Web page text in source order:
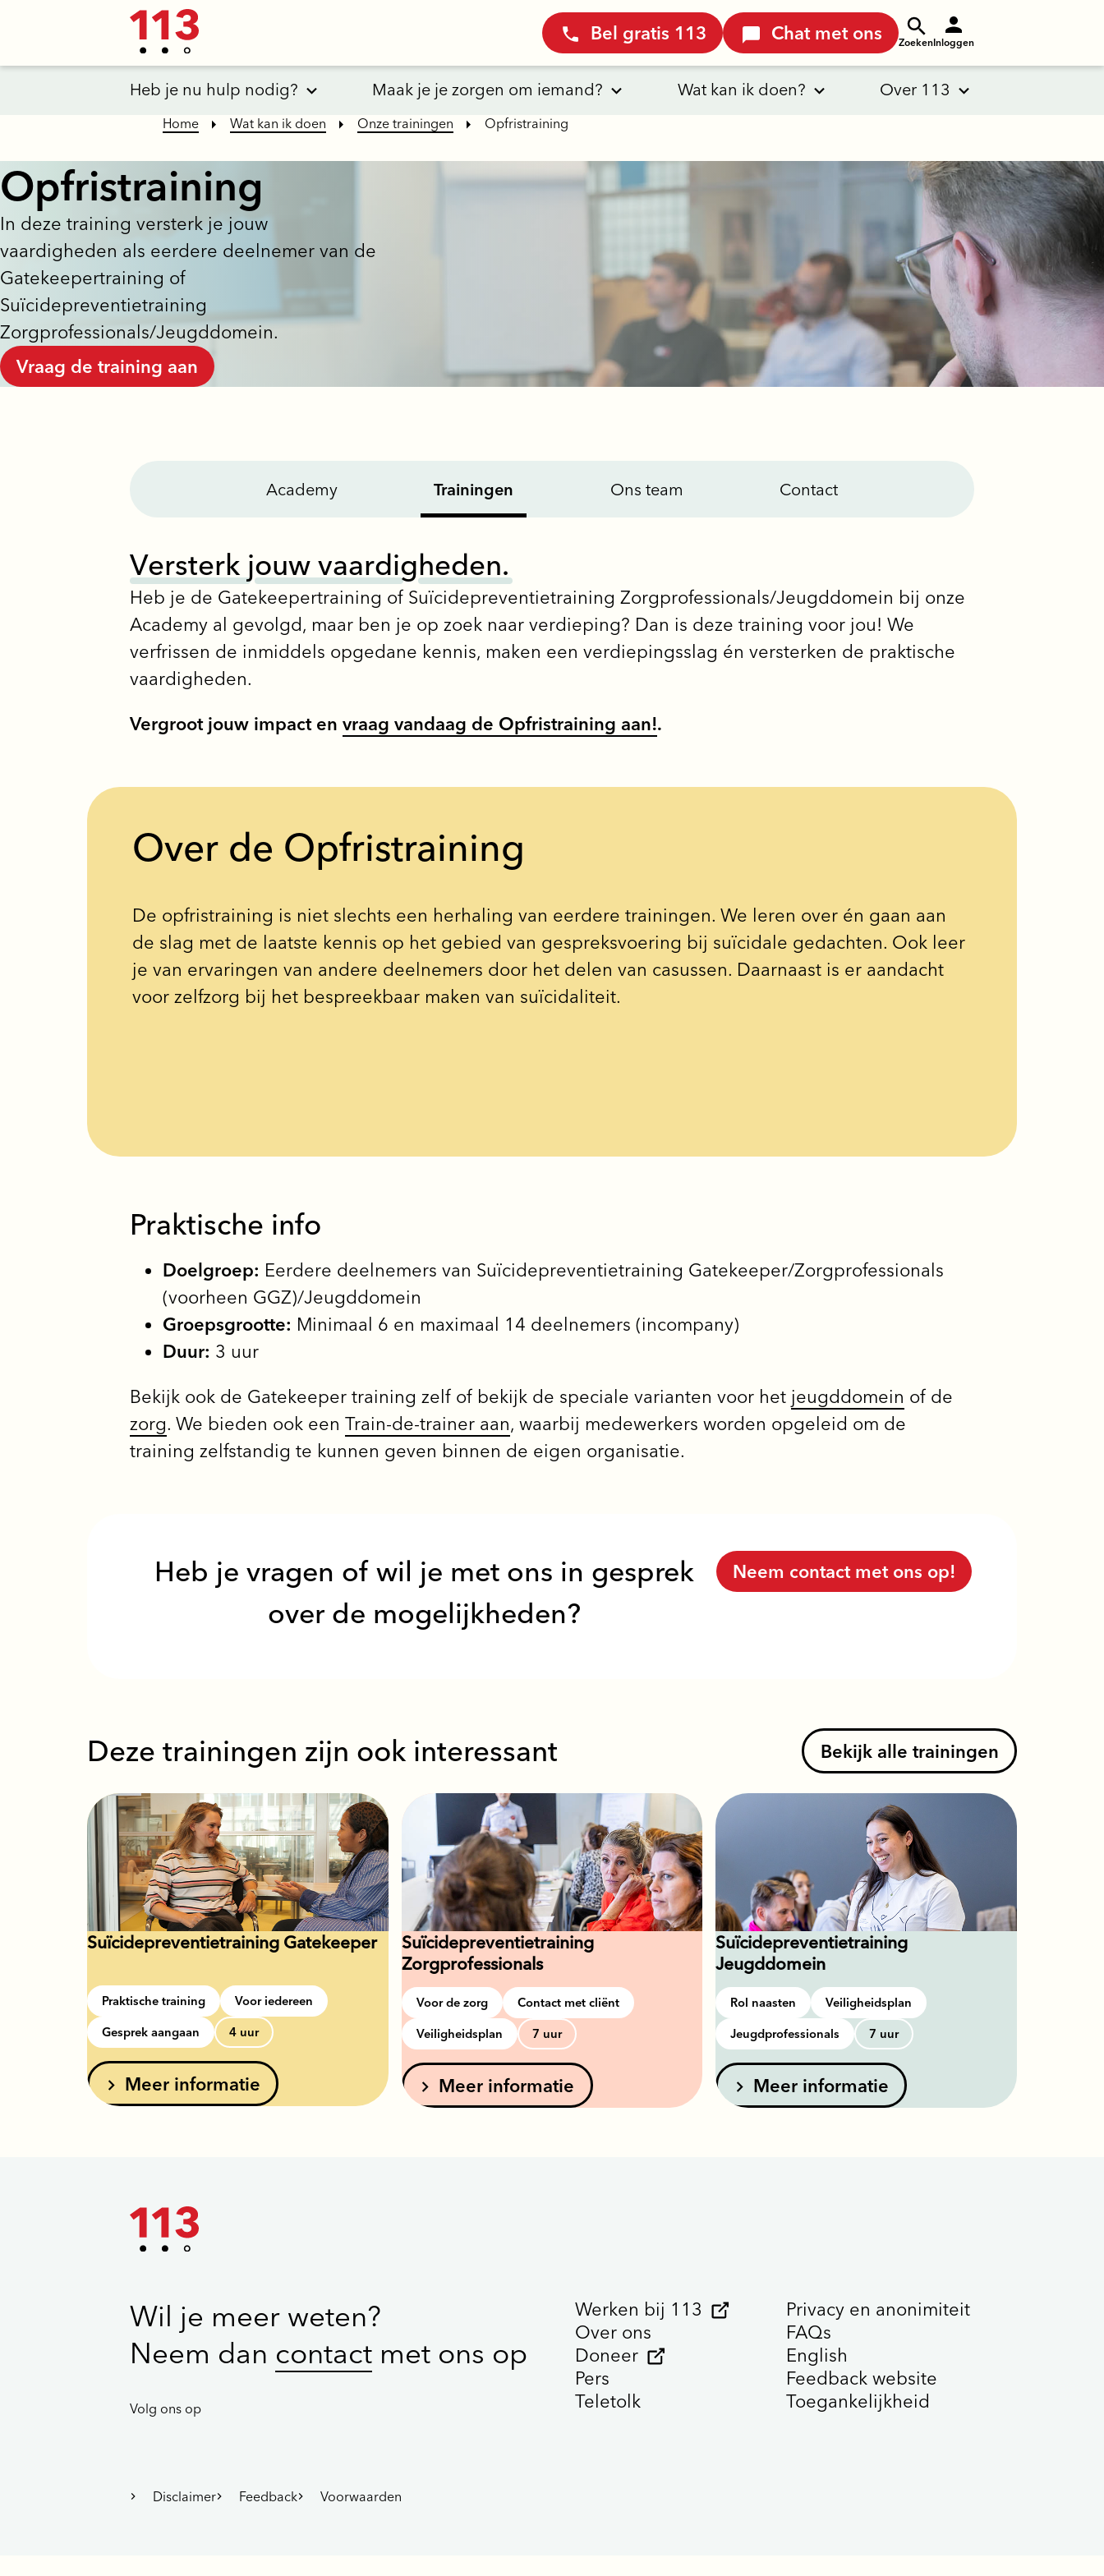
Bel gratis 113 Chat met ons ZoekenInloggen
Heb je nu hulp nodig? Maak je je zorgen om iemand? Wat kan ik doen? Over 113
Home Wat kan ik doen Onze trainingen Opfristraining
Opfristraining
In deze training versterk je jouw
vaardigheden als eerdere deelnemer van de
Gatekeepertraining of
Suïcidepreventietraining
Zorgprofessionals/Jeugddomein.
Vraag de training aan
Academy Trainingen Ons team Contact
Versterk jouw vaardigheden.
Heb je de Gatekeepertraining of Suïcidepreventietraining Zorgprofessionals/Jeugddomein bij onze
Academy al gevolgd, maar ben je op zoek naar verdieping? Dan is deze training voor jou! We
verfrissen de inmiddels opgedane kennis, maken een verdiepingsslag én versterken de praktische
vaardigheden.
Vergroot jouw impact en vraag vandaag de Opfristraining aan!.
Over de Opfristraining
De opfristraining is niet slechts een herhaling van eerdere trainingen. We leren over én gaan aan
de slag met de laatste kennis op het gebied van gespreksvoering bij suïcidale gedachten. Ook leer
je van ervaringen van andere deelnemers door het delen van casussen. Daarnaast is er aandacht
voor zelfzorg bij het bespreekbaar maken van suïcidaliteit.
Praktische info
Doelgroep: Eerdere deelnemers van Suïcidepreventietraining Gatekeeper/Zorgprofessionals
(voorheen GGZ)/Jeugddomein
Groepsgrootte: Minimaal 6 en maximaal 14 deelnemers (incompany)
Duur: 3 uur
Bekijk ook de Gatekeeper training zelf of bekijk de speciale varianten voor het jeugddomein of de
zorg. We bieden ook een Train-de-trainer aan, waarbij medewerkers worden opgeleid om de
training zelfstandig te kunnen geven binnen de eigen organisatie.
Heb je vragen of wil je met ons in gesprek
over de mogelijkheden?
Neem contact met ons op!
Deze trainingen zijn ook interessant Bekijk alle trainingen
Suïcidepreventietraining Gatekeeper
Praktische training Voor iedereen
Gesprek aangaan 4 uur
Meer informatie
Suïcidepreventietraining
Zorgprofessionals
Voor de zorg Contact met cliënt
Veiligheidsplan 7 uur
Meer informatie
Suïcidepreventietraining
Jeugddomein
Rol naasten Veiligheidsplan
Jeugdprofessionals 7 uur
Meer informatie
Wil je meer weten?
Neem dan contact met ons op
Volg ons op
Werken bij 113
Over ons
Doneer
Pers
Teletolk
Privacy en anonimiteit
FAQs
English
Feedback website
Toegankelijkheid
Disclaimer Feedback Voorwaarden